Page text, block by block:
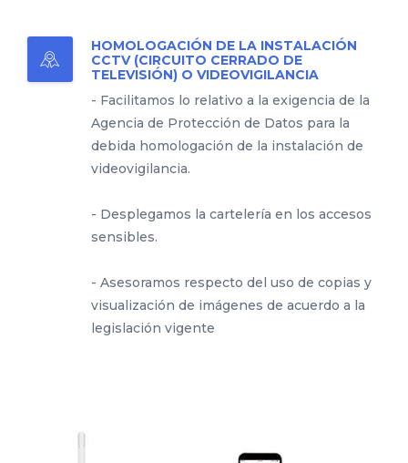
HOMOLOGACIÓN DE LA INSTALACIÓN
CCTV (CIRCUITO CERRADO DE
TELEVISIÓN) O VIDEOVIGILANCIA
- Facilitamos lo relativo a la exigencia de la
Agencia de Protección de Datos para la
debida homologación de la instalación de
videovigilancia.
- Desplegamos la cartelería en los accesos
sensibles.
- Asesoramos respecto del uso de copias y
visualización de imágenes de acuerdo a la
legislación vigente